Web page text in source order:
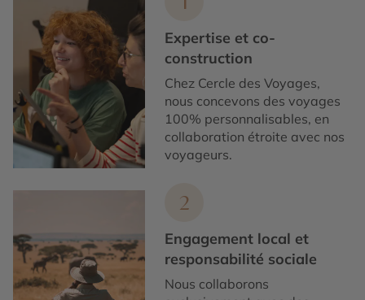
Expertise et co-
construction
Chez Cercle des Voyages,
nous concevons des voyages
100% personnalisables, en
collaboration étroite avec nos
voyageurs.
2
Engagement local et
responsabilité sociale
Nous collaborons